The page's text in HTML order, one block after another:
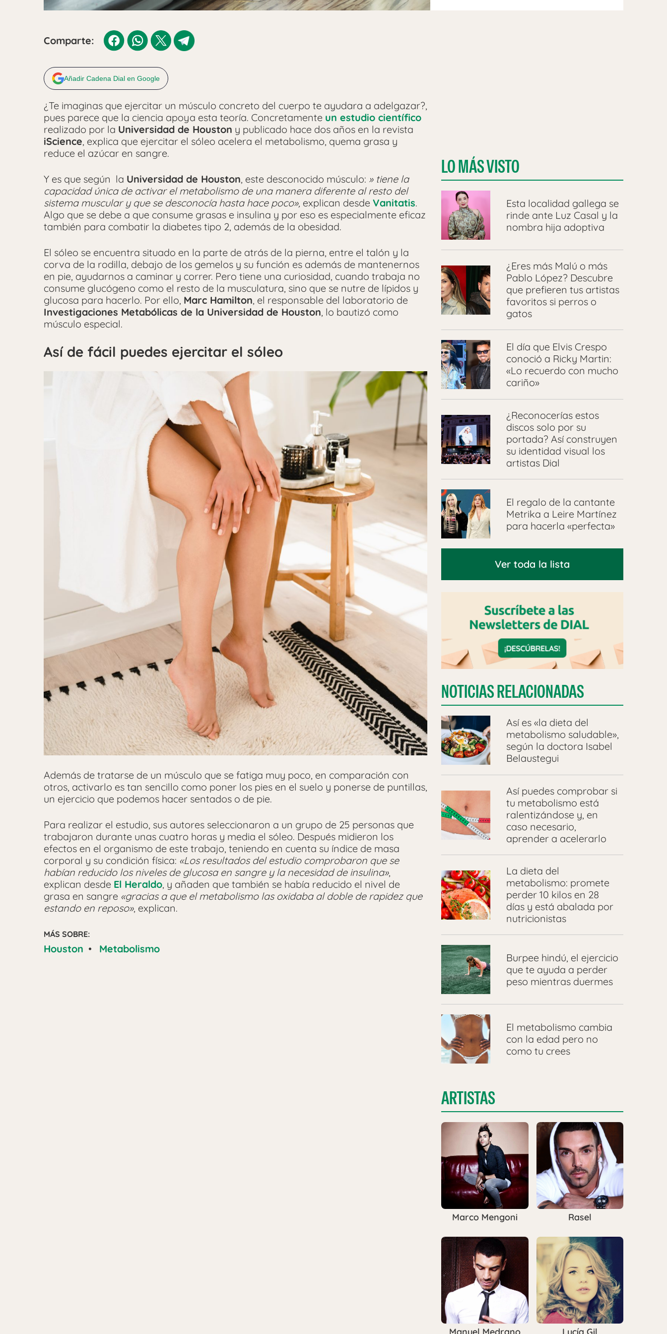
Comparte:
Añadir Cadena Dial en Google
¿Te imaginas que ejercitar un músculo concreto del cuerpo te ayudara a adelgazar?,
pues parece que la ciencia apoya esta teoría. Concretamente un estudio científico
realizado por la Universidad de Houston y publicado hace dos años en la revista
iScience, explica que ejercitar el sóleo acelera el metabolismo, quema grasa y
reduce el azúcar en sangre.
Y es que según la Universidad de Houston, este desconocido músculo: » tiene la
capacidad única de activar el metabolismo de una manera diferente al resto del
sistema muscular y que se desconocía hasta hace poco», explican desde Vanitatis.
Algo que se debe a que consume grasas e insulina y por eso es especialmente eficaz
también para combatir la diabetes tipo 2, además de la obesidad.
El sóleo se encuentra situado en la parte de atrás de la pierna, entre el talón y la
corva de la rodilla, debajo de los gemelos y su función es además de mantenernos
en pie, ayudarnos a caminar y correr. Pero tiene una curiosidad, cuando trabaja no
consume glucógeno como el resto de la musculatura, sino que se nutre de lípidos y
glucosa para hacerlo. Por ello, Marc Hamilton, el responsable del laboratorio de
Investigaciones Metabólicas de la Universidad de Houston, lo bautizó como
músculo especial.
Así de fácil puedes ejercitar el sóleo
Además de tratarse de un músculo que se fatiga muy poco, en comparación con
otros, activarlo es tan sencillo como poner los pies en el suelo y ponerse de puntillas,
un ejercicio que podemos hacer sentados o de pie.
Para realizar el estudio, sus autores seleccionaron a un grupo de 25 personas que
trabajaron durante unas cuatro horas y media el sóleo. Después midieron los
efectos en el organismo de este trabajo, teniendo en cuenta su índice de masa
corporal y su condición física: «Los resultados del estudio comprobaron que se
habían reducido los niveles de glucosa en sangre y la necesidad de insulina»,
explican desde El Heraldo, y añaden que también se había reducido el nivel de
grasa en sangre «gracias a que el metabolismo las oxidaba al doble de rapidez que
estando en reposo», explican.
MÁS SOBRE:
Houston • Metabolismo
LO MÁS VISTO
Esta localidad gallega se
rinde ante Luz Casal y la
nombra hija adoptiva
¿Eres más Malú o más
Pablo López? Descubre
que prefieren tus artistas
favoritos si perros o
gatos
El día que Elvis Crespo
conoció a Ricky Martin:
«Lo recuerdo con mucho
cariño»
¿Reconocerías estos
discos solo por su
portada? Así construyen
su identidad visual los
artistas Dial
El regalo de la cantante
Metrika a Leire Martínez
para hacerla «perfecta»
Ver toda la lista
NOTICIAS RELACIONADAS
Así es «la dieta del
metabolismo saludable»,
según la doctora Isabel
Belaustegui
Así puedes comprobar si
tu metabolismo está
ralentizándose y, en
caso necesario,
aprender a acelerarlo
La dieta del
metabolismo: promete
perder 10 kilos en 28
días y está abalada por
nutricionistas
Burpee hindú, el ejercicio
que te ayuda a perder
peso mientras duermes
El metabolismo cambia
con la edad pero no
como tu crees
ARTISTAS
Marco Mengoni Rasel